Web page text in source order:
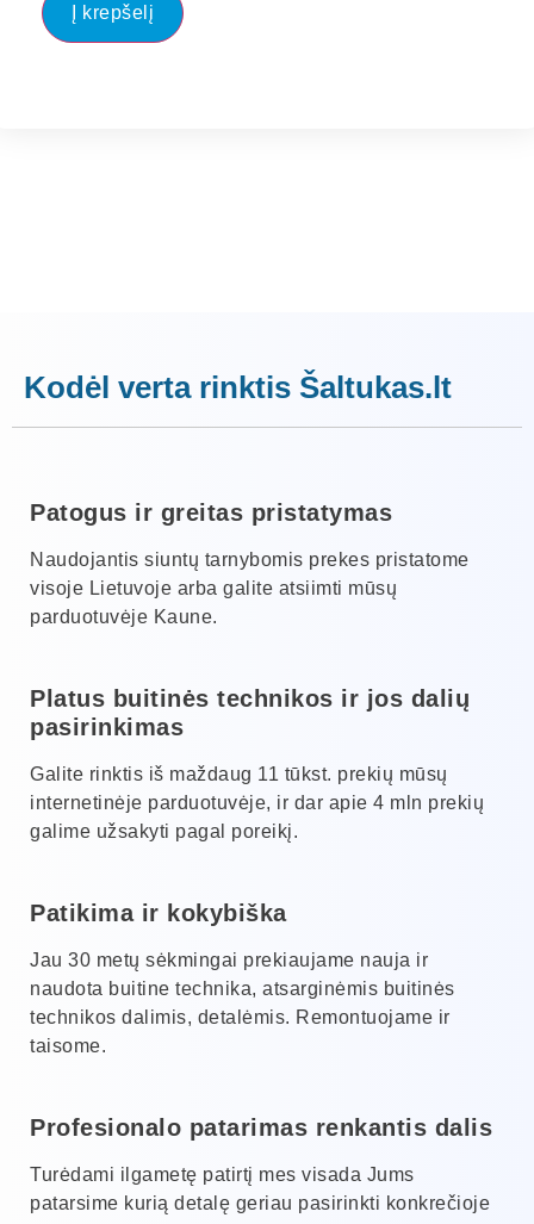
Į krepšelį
Kodėl verta rinktis Šaltukas.lt
Patogus ir greitas pristatymas
Naudojantis siuntų tarnybomis prekes pristatome
visoje Lietuvoje arba galite atsiimti mūsų
parduotuvėje Kaune.
Platus buitinės technikos ir jos dalių
pasirinkimas
Galite rinktis iš maždaug 11 tūkst. prekių mūsų
internetinėje parduotuvėje, ir dar apie 4 mln prekių
galime užsakyti pagal poreikį.
Patikima ir kokybiška
Jau 30 metų sėkmingai prekiaujame nauja ir
naudota buitine technika, atsarginėmis buitinės
technikos dalimis, detalėmis. Remontuojame ir
taisome.
Profesionalo patarimas renkantis dalis
Turėdami ilgametę patirtį mes visada Jums
patarsime kurią detalę geriau pasirinkti konkrečioje